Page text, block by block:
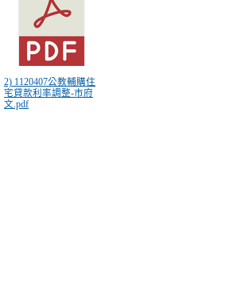
2) 1120407公教輔購住
宅貸款利率調整-市府
文.pdf